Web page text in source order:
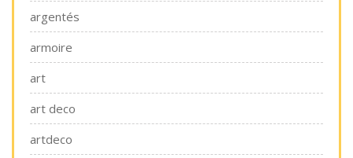
argentés
armoire
art
art deco
artdeco